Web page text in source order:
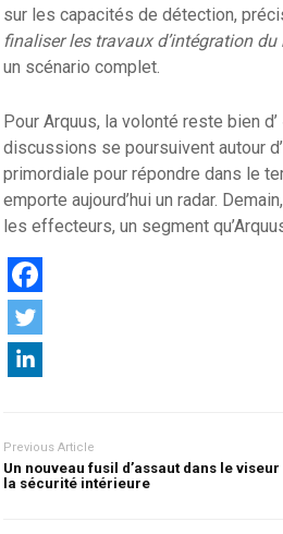
sur les capacités de détection,
finaliser les travaux d’intégration
un scénario complet.
Pour Arquus, la volonté reste bien d’
discussions se poursuivent autour
primordiale pour répondre dans le
emporte aujourd’hui un radar.
les effecteurs, un segment
Previous Article
Un nouveau fusil d’assaut dans le
la sécurité intérieure